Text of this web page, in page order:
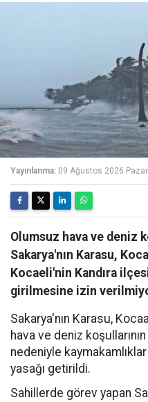
Yayınlanma: 09 Ağustos 2026
Olumsuz hava ve deniz
Sakarya'nın Karasu,
Kocaeli'nin Kandıra
girilmesine izin
Sakarya'nın Karasu,
hava ve deniz
nedeniyle
yasağı getirildi.
Sahillerde görev yapan